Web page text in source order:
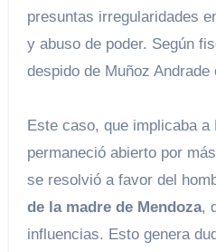
presuntas irregularidades
y abuso de poder. Según
despido de Muñoz
Este caso, que implicaba a
permaneció abierto por
se resolvió a favor del
de la madre de Mendoza,
influencias. Esto genera